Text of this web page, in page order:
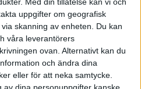
uppgifter om geografisk
skanning av enheten. Du kan
våra leverantörers
ovan. Alternativt kan du
och ändra dina
eller för att neka samtycke.
av dina personuppgifter kanske
det engelska ordet
både revisor,
är ju dock en person